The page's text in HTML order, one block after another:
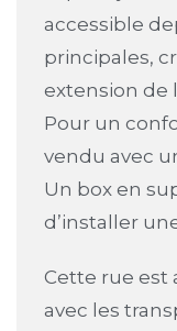
accessible
principales,
extension de
Pour un
vendu avec
Un box en
d’installer
Cette rue est
avec les